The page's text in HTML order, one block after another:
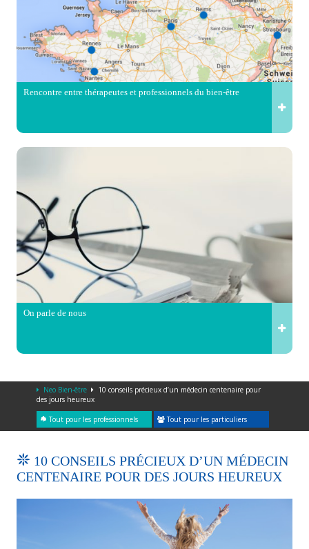
Rencontre entre thérapeutes et professionnels du bien-être
On parle de nous
Neo Bien-être
10 conseils précieux d’un médecin centenaire pour
des jours heureux
Tout pour les professionnels Tout pour les particuliers
10 CONSEILS PRÉCIEUX D’UN MÉDECIN
CENTENAIRE POUR DES JOURS HEUREUX